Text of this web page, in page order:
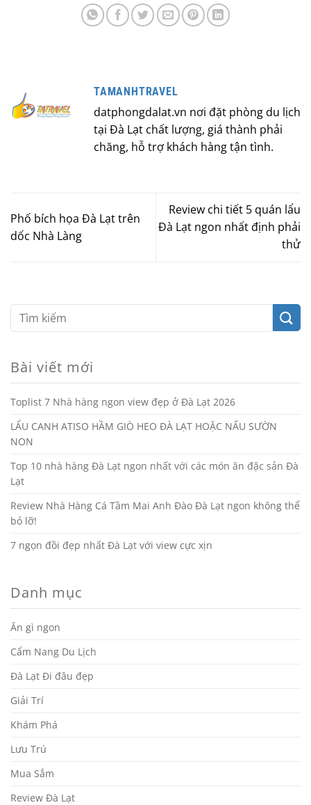
TAMANHTRAVEL
datphongdalat.vn nơi đặt phòng du lịch
tại Đà Lạt chất lượng, giá thành phải
chăng, hỗ trợ khách hàng tận tình.
Phố bích họa Đà Lạt trên
dốc Nhà Làng
Review chi tiết 5 quán lẩu
Đà Lạt ngon nhất định phải
thử
Bài viết mới
Toplist 7 Nhà hàng ngon view đẹp ở Đà Lạt 2026
LẨU CANH ATISO HẦM GIÒ HEO ĐÀ LẠT HOẶC NẤU SƯỜN
NON
Top 10 nhà hàng Đà Lạt ngon nhất với các món ăn đặc sản Đà
Lạt
Review Nhà Hàng Cá Tầm Mai Anh Đào Đà Lạt ngon không thể
bỏ lỡ!
7 ngọn đồi đẹp nhất Đà Lạt với view cực xịn
Danh mục
Ăn gì ngon
Cẩm Nang Du Lịch
Đà Lạt Đi đâu đẹp
Giải Trí
Khám Phá
Lưu Trú
Mua Sắm
Review Đà Lạt